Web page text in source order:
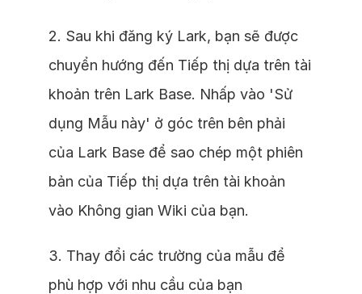
2. Sau khi đăng ký Lark, bạn sẽ được
chuyển hướng đến Tiếp thị dựa trên tài
khoản trên Lark Base. Nhấp vào 'Sử
dụng Mẫu này' ở góc trên bên phải
của Lark Base để sao chép một phiên
bản của Tiếp thị dựa trên tài khoản
vào Không gian Wiki của bạn.
3. Thay đổi các trường của mẫu để
phù hợp với nhu cầu của bạn